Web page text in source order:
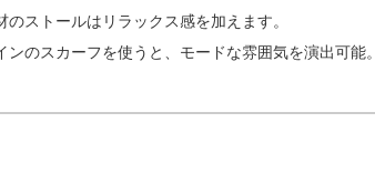
ストールはリラックス感を加えます。
のスカーフを使うと、モードな雰囲気を演出可能。